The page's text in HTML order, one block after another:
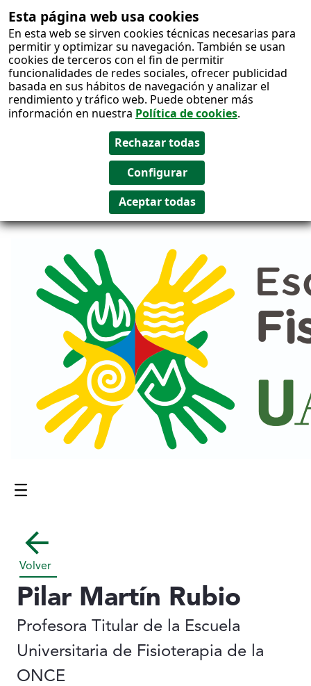
Esta página web usa cookies
En esta web se sirven cookies técnicas necesarias para
permitir y optimizar su navegación. También se usan
cookies de terceros con el fin de permitir
funcionalidades de redes sociales, ofrecer publicidad
basada en sus hábitos de navegación y analizar el
rendimiento y tráfico web. Puede obtener más
información en nuestra Política de cookies.
Salto al
contenido
Contenido principal
Volver
Pilar Martín Rubio
Profesora Titular de la Escuela
Universitaria de Fisioterapia de la
ONCE